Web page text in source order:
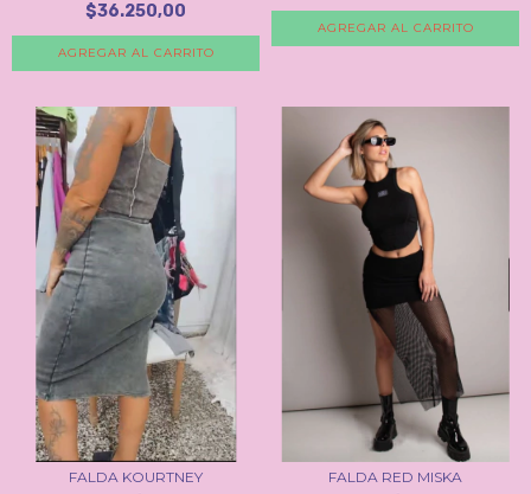
$36.250,00
AGREGAR AL CARRITO
AGREGAR AL CARRITO
FALDA KOURTNEY FALDA RED MISKA